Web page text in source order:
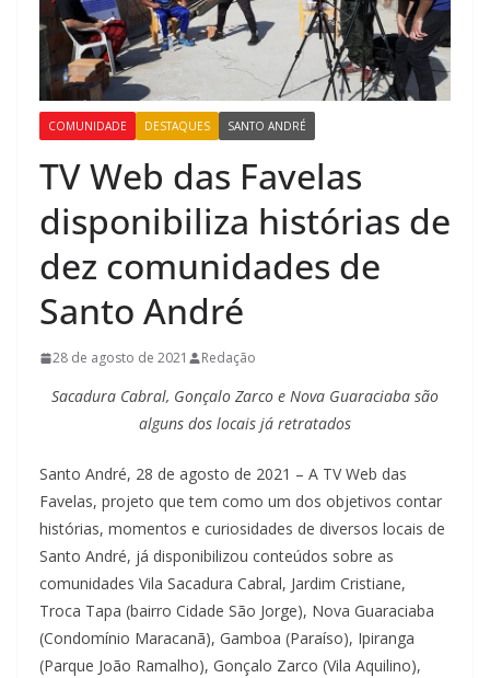
COMUNIDADE DESTAQUES SANTO ANDRÉ
TV Web das Favelas
disponibiliza histórias de
dez comunidades de
Santo André
28 de agosto de 2021 Redação
Sacadura Cabral, Gonçalo Zarco e Nova Guaraciaba são
alguns dos locais já retratados
Santo André, 28 de agosto de 2021 – A TV Web das
Favelas, projeto que tem como um dos objetivos contar
histórias, momentos e curiosidades de diversos locais de
Santo André, já disponibilizou conteúdos sobre as
comunidades Vila Sacadura Cabral, Jardim Cristiane,
Troca Tapa (bairro Cidade São Jorge), Nova Guaraciaba
(Condomínio Maracanã), Gamboa (Paraíso), Ipiranga
(Parque João Ramalho), Gonçalo Zarco (Vila Aquilino),